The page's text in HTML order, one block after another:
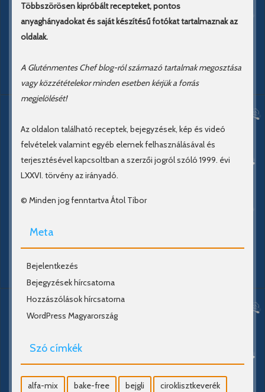
Többszörösen kipróbált recepteket, pontos
anyaghányadokat és saját készítésű fotókat tartalmaznak az
oldalak.
A Gluténmentes Chef blog-ról származó tartalmak megosztása
vagy közzétételekor minden esetben kérjük a forrás
megjelölését!
Az oldalon található receptek, bejegyzések, kép és videó
felvételek valamint egyéb elemek felhasználásával és
terjesztésével kapcsoltban a szerzői jogról szóló 1999. évi
LXXVI. törvény az irányadó.
© Minden jog fenntartva Átol Tibor
Meta
Bejelentkezés
Bejegyzések hírcsatorna
Hozzászólások hírcsatorna
WordPress Magyarország
Szó címkék
alfa-mix bake-free bejgli ciroklisztkeverék